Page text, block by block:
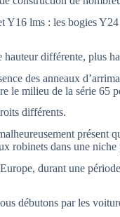
Y16 lms : les bogies
différente, plus
des anneaux
le milieu de la série
différents.
présent
robinets dans une
durant une
débutons par les